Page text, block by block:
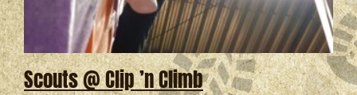
Scouts @ Clip ’n Climb